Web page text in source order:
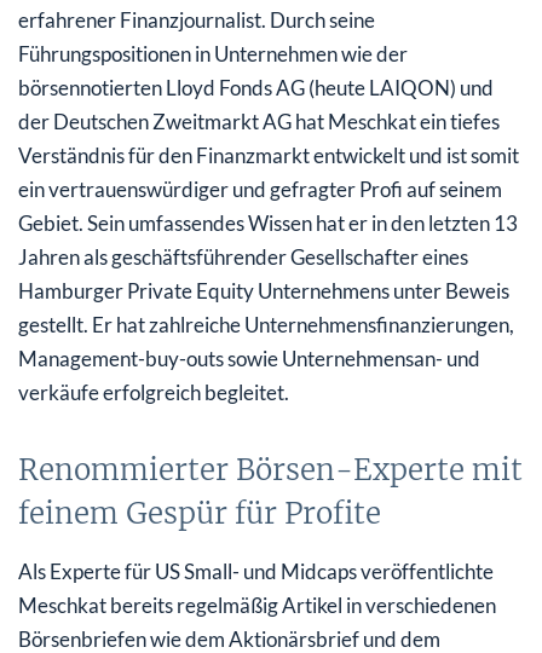
erfahrener Finanzjournalist. Durch seine
Führungspositionen in Unternehmen wie der
börsennotierten Lloyd Fonds AG (heute LAIQON) und
der Deutschen Zweitmarkt AG hat Meschkat ein tiefes
Verständnis für den Finanzmarkt entwickelt und ist somit
ein vertrauenswürdiger und gefragter Profi auf seinem
Gebiet. Sein umfassendes Wissen hat er in den letzten 13
Jahren als geschäftsführender Gesellschafter eines
Hamburger Private Equity Unternehmens unter Beweis
gestellt. Er hat zahlreiche Unternehmensfinanzierungen,
Management-buy-outs sowie Unternehmensan- und
verkäufe erfolgreich begleitet.
Renommierter Börsen-Experte mit
feinem Gespür für Profite
Als Experte für US Small- und Midcaps veröffentlichte
Meschkat bereits regelmäßig Artikel in verschiedenen
Börsenbriefen wie dem Aktionärsbrief und dem